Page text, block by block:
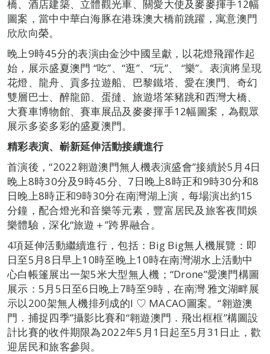
橋、酒店建築、立體觀光車、關愛大使及麥麥揮手12幅
圖案，當中中華白海豚在港珠澳大橋前跳躍，寓意澳門
欣欣向榮。
晚上9時45分的表演由金沙中國呈獻，以花燈飛躍作起
始，展示盛夏澳門 “吃”、“逛”、“玩”、 “樂”。表演將呈現
花燈、龍舟、貢多拉遊船、巴黎鐵塔、愛在澳門、奇幻
雙層巴士、醉龍節、蛋撻、旅遊塔笨豬跳和西灣大橋、
大賽車博物館、賽車展品及麥麥揮手12幅圖案，為觀眾
展示多姿多彩的盛夏澳門。
精彩表演、嶄新延伸活動接續進行
首演後，“2022翱遊澳門無人機表演盛會”接續於5月4日
晚上8時30分及9時45分、7日晚上8時正和9時30分和8
日晚上8時正和9時30分在南灣湖上演，每場演出約15
分鐘，配合燈光和音樂等元素，豐富居民及旅客夜間娛
樂體驗，深化“旅遊＋”跨界融合。
4項延伸活動繼續進行，包括：Big Big無人機展覽：即
日至5月8日早上10時至晚上10時在南灣湖水上活動中
心白帳篷展出一架5米大型無人機；“Drone”愛澳門構圖
展示：5月5日至6日晚上7時至9時，在南灣‧雅文湖畔展
示以200架無人機排列成的I ♡ MACAO圖案。“翱遊澳
門．捕捉四季”攝影比賽和“翱遊澳門．飛出框框”構圖設
計比賽的收件期限為2022年5月1日起至5月31日止，歡
迎居民和旅客參與。